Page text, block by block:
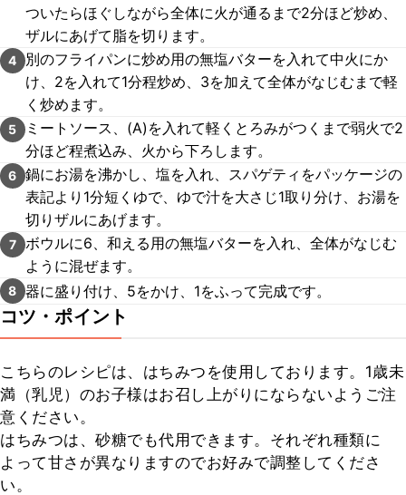
ついたらほぐしながら全体に火が通るまで2分ほど炒め、
ザルにあげて脂を切ります。
4
別のフライパンに炒め用の無塩バターを入れて中火にか
け、2を入れて1分程炒め、3を加えて全体がなじむまで軽
く炒めます。
5
ミートソース、(A)を入れて軽くとろみがつくまで弱火で2
分ほど程煮込み、火から下ろします。
6 鍋にお湯を沸かし、塩を入れ、スパゲティをパッケージの
表記より1分短くゆで、ゆで汁を大さじ1取り分け、お湯を
切りザルにあげます。
7 ボウルに6、和える用の無塩バターを入れ、全体がなじむ
ように混ぜます。
8 器に盛り付け、5をかけ、1をふって完成です。
コツ・ポイント
こちらのレシピは、はちみつを使用しております。1歳未
満（乳児）のお子様はお召し上がりにならないようご注
意ください。
はちみつは、砂糖でも代用できます。それぞれ種類に
よって甘さが異なりますのでお好みで調整してくださ
い。